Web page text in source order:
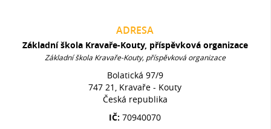
ADRESA
Základní škola Kravaře-Kouty, příspěvková organizace
Základní škola Kravaře-Kouty, příspěvková organizace
Bolatická 97/9
747 21, Kravaře - Kouty
Česká republika
IČ:70940070